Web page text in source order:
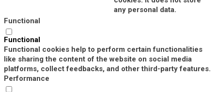
any personal data.
Functional
Functional
Functional cookies help to perform certain functionalities
like sharing the content of the website on social media
platforms, collect feedbacks, and other third-party features.
Performance